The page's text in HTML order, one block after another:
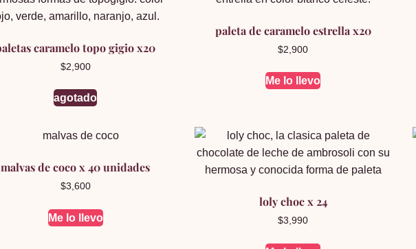
caramelo topo gigio x20
$2,900
agotado
paleta de caramelo estrella x20
$2,900
Me lo llevo
malvas de coco x 40 unidades
$3,600
Me lo llevo
loly choc x 24
$3,990